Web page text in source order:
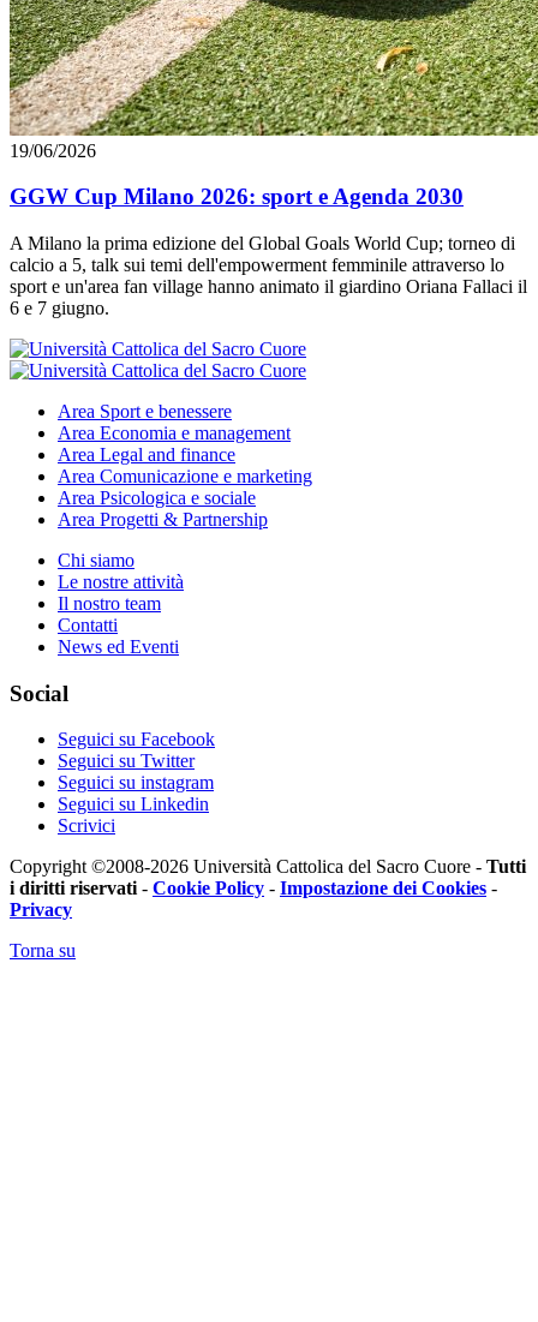
19/06/2026
GGW Cup Milano 2026: sport e Agenda 2030
A Milano la prima edizione del Global Goals World Cup; torneo di
calcio a 5, talk sui temi dell'empowerment femminile attraverso lo
sport e un'area fan village hanno animato il giardino Oriana Fallaci il
6 e 7 giugno.
Area Sport e benessere
Area Economia e management
Area Legal and finance
Area Comunicazione e marketing
Area Psicologica e sociale
Area Progetti & Partnership
Chi siamo
Le nostre attività
Il nostro team
Contatti
News ed Eventi
Social
Seguici su Facebook
Seguici su Twitter
Seguici su instagram
Seguici su Linkedin
Scrivici
Copyright ©2008-2026 Università Cattolica del Sacro Cuore - Tutti
i diritti riservati- Cookie Policy - Impostazione dei Cookies -
Privacy
Torna su